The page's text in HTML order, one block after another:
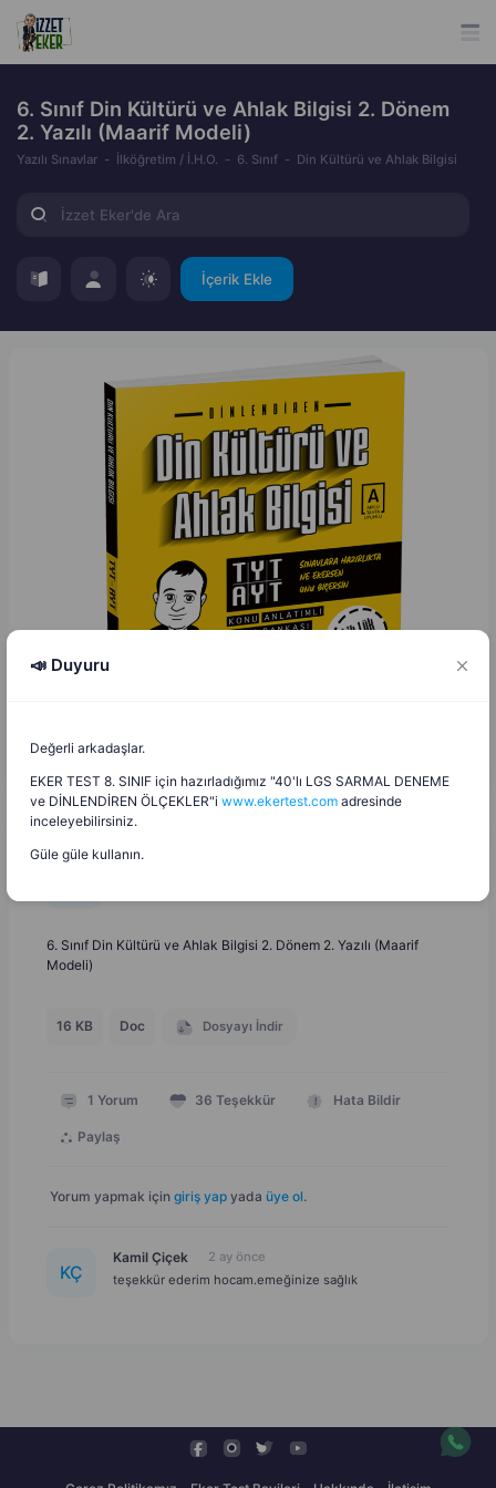
6. Sınıf Din Kültürü ve Ahlak Bilgisi 2. Dönem
2. Yazılı (Maarif Modeli)
Yazılı Sınavlar İlköğretim / İ.H.O. 6. Sınıf Din Kültürü ve Ahlak Bilgisi
İçerik Ekle
6. Sınıf Din Kültürü ve Ahlak Bilgisi 2. Dönem 2. Yazılı (Maarif
Modeli)
16 KB Doc Dosyayı İndir
1 Yorum 36 Teşekkür Hata Bildir
Paylaş
Yorum yapmak için giriş yap yada üye ol.
KÇ
Kamil Çiçek
2 ay önce
teşekkür ederim hocam.emeğinize sağlık
📣 Duyuru
Değerli arkadaşlar.
EKER TEST 8. SINIF için hazırladığımız "40'lı LGS SARMAL DENEME
ve DİNLENDİREN ÖLÇEKLER"i www.ekertest.com adresinde
inceleyebilirsiniz.
Güle güle kullanın.